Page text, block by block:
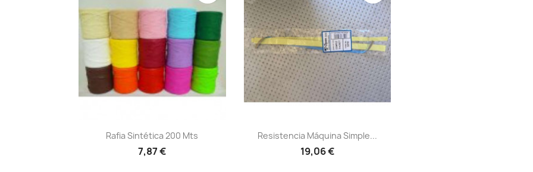
Vista rápida
Rafia Sintética 200 Mts
7,87 €
Vista rápida
Resistencia Máquina Simple...
19,06 €